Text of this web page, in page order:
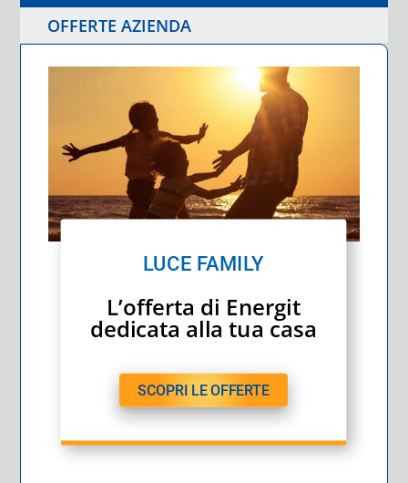
OFFERTE AZIENDA
LUCE FAMILY
L’offerta di Energit
dedicata alla tua casa
SCOPRI LE OFFERTE